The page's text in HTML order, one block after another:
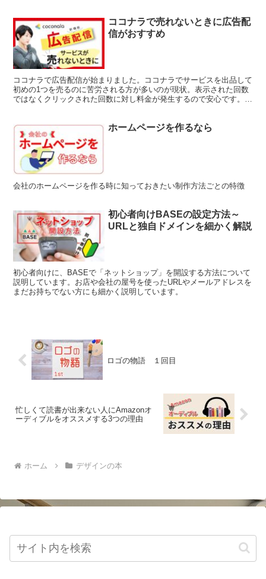
られます。お互いがイメージを共有できるポイントをまとめました。
ココナラで売れないときに広告配
信がおすすめ
ココナラで広告配信が始まりました。ココナラでサービスを出品して
初めの1つを売るのに苦労される方が多いのが現状。表示された回数
ではなくクリックされた回数に対し料金が発生するので安心です。出
設定できるので無理のない範囲で取り組みましょう。
ホームページを作るなら
会社のホームページを作る時に知っておきたい制作方法ごとの特徴
初心者向けBASEの設定方法～
URLと独自ドメインを細かく解説
初心者向けに、BASEで「ネットショップ」を開設する方法について
説明しています。お店や会社の屋号を使ったURLやメールアドレスを
まだお持ちでない方にも細かく説明しています。
ロゴの物語 １回目
忙しくて読書が出来ない人にAmazonオ
ーディブルをオススメする3つの理由
ホーム デザインの本